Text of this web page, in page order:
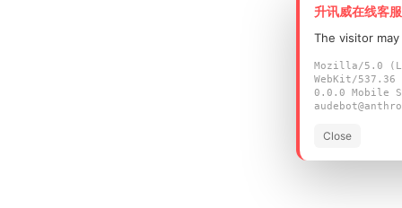
升讯威在线客
The visitor
Mozilla/5.0
WebKit/537.36
0.0.0 Mobile
Close